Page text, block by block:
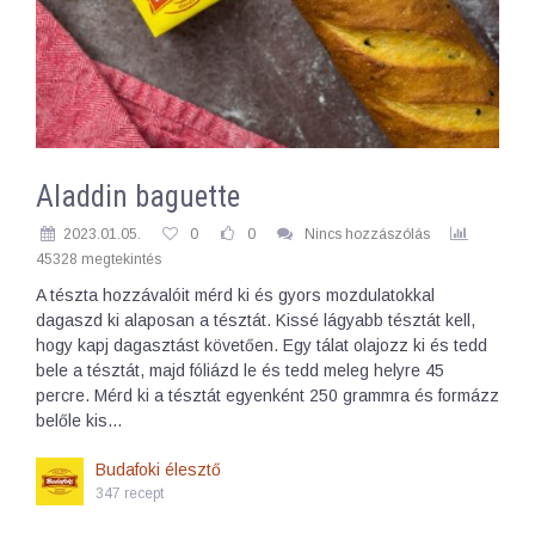
Aladdin baguette
2023.01.05. 0 0
Nincs hozzászólás
45328 megtekintés
A tészta hozzávalóit mérd ki és gyors mozdulatokkal
dagaszd ki alaposan a tésztát. Kissé lágyabb tésztát kell,
hogy kapj dagasztást követően. Egy tálat olajozz ki és tedd
bele a tésztát, majd fóliázd le és tedd meleg helyre 45
percre. Mérd ki a tésztát egyenként 250 grammra és formázz
belőle kis…
Budafoki élesztő
347 recept